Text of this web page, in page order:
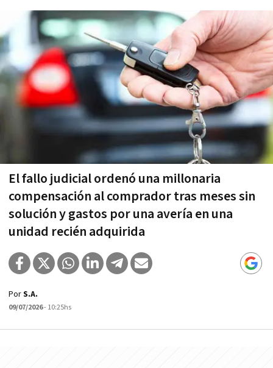
El fallo judicial ordenó una millonaria
compensación al comprador tras meses sin
solución y gastos por una avería en una
unidad recién adquirida
PorS.A.
09/07/2026- 10:25hs